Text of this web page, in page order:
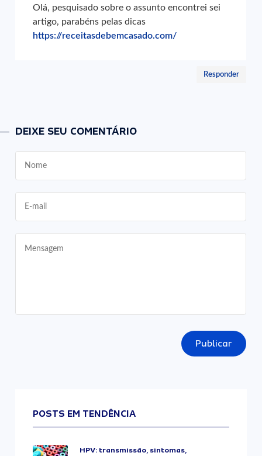
Olá, pesquisado sobre o assunto encontrei sei
artigo, parabéns pelas dicas
https://receitasdebemcasado.com/
Responder
DEIXE SEU COMENTÁRIO
Publicar
POSTS EM TENDÊNCIA
HPV: transmissão, sintomas,